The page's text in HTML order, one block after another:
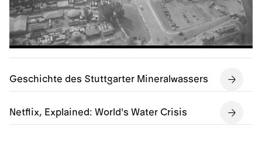
Geschichte des Stuttgarter Mineralwassers
Netflix, Explained: World's Water Crisis